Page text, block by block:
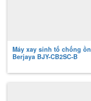
Máy xay sinh tố chống ồn
Berjaya BJY-CB2SC-B